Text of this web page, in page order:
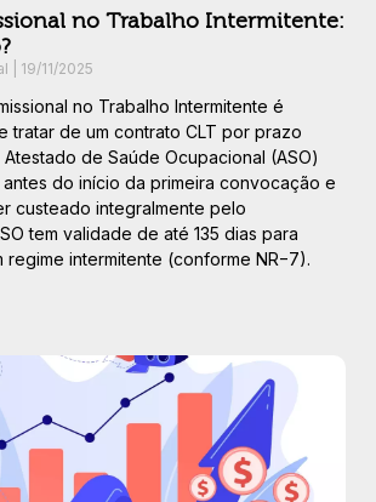
no Trabalho Intermitente:
19/11/2025
no Trabalho Intermitente é
tratar de um contrato CLT por prazo
de Saúde Ocupacional (ASO)
do início da primeira convocação e
custeado integralmente pelo
tem validade de até 135 dias para
regime intermitente (conforme NR−7).